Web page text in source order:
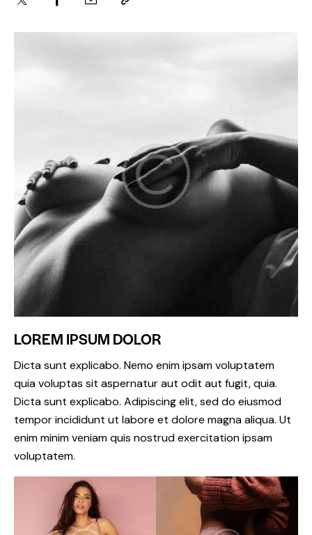
LOREM IPSUM DOLOR
Dicta sunt explicabo. Nemo enim ipsam voluptatem
quia voluptas sit aspernatur aut odit aut fugit, quia.
Dicta sunt explicabo. Adipiscing elit, sed do eiusmod
tempor incididunt ut labore et dolore magna aliqua. Ut
enim minim veniam quis nostrud exercitation ipsam
voluptatem.